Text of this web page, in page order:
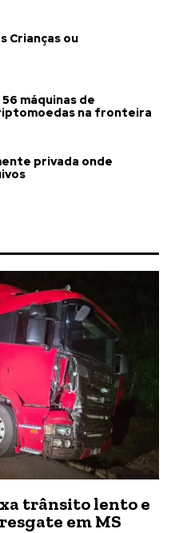
Crianças ou
máquinas de
na fronteira
privada onde
trânsito lento e
em MS